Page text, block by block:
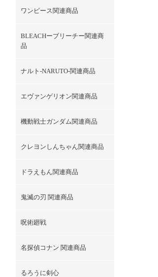
ワンピース関連商品
BLEACHーブリーチー関連商
品
ナルト-NARUTO-関連商品
エヴァンゲリオン関連商品
機動戦士ガンダム関連商品
クレヨンしんちゃん関連商品
ドラえもん関連商品
鬼滅の刃 関連商品
呪術廻戦
名探偵コナン 関連商品
るろうに剣心